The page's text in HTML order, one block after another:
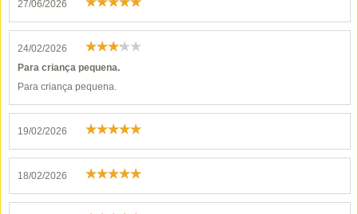
27/06/2026
24/02/2026
Para criança pequena.
Para criança pequena.
19/02/2026
18/02/2026